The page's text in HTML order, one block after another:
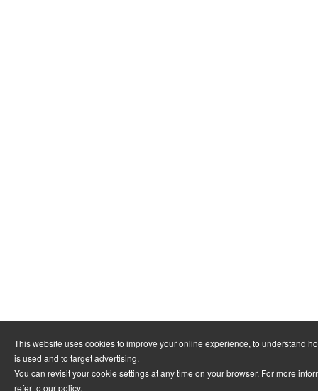
This website uses cookies to improve your online experience, to understand
is used and to target advertising.
You can revisit your cookie settings at any time on your browser. For more
refer to our policy.